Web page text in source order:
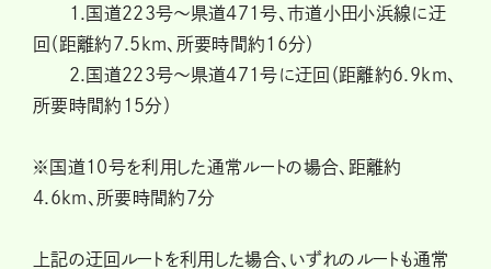
1.国道223号～県道471号、市道小田小浜線に迂
回（距離約7.5km、所要時間約16分）
2.国道223号～県道471号に迂回（距離約6.9km、
所要時間約15分）
※国道10号を利用した通常ルートの場合、距離約
4.6km、所要時間約7分
上記の迂回ルートを利用した場合、いずれのルートも通常